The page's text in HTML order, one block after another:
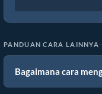
PANDUAN CARA LAINNYA
Bagaimana cara